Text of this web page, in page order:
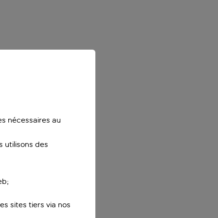
nécessaires au
utilisons des
sites tiers via nos